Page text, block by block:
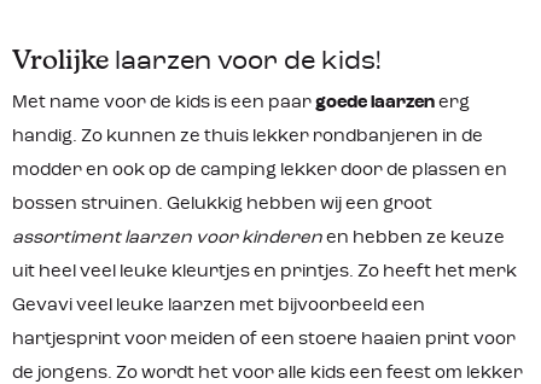
Vrolijke laarzen voor de kids!
Met name voor de kids is een paar goede laarzen erg
handig. Zo kunnen ze thuis lekker rondbanjeren in de
modder en ook op de camping lekker door de plassen en
bossen struinen. Gelukkig hebben wij een groot
assortiment laarzen voor kinderen en hebben ze keuze
uit heel veel leuke kleurtjes en printjes. Zo heeft het merk
Gevavi veel leuke laarzen met bijvoorbeeld een
hartjesprint voor meiden of een stoere haaien print voor
de jongens. Zo wordt het voor alle kids een feest om lekker